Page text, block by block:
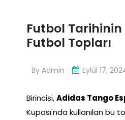
Futbol Tarihinin
Futbol Topları
By Admin Eylül 17,
Birincisi,Adidas Tango
Kupası'nda kullanılan bu